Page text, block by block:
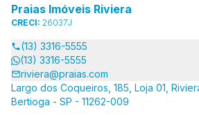
Praias Imóveis Riviera
CRECI: 26037J
(13) 3316-5555
(13) 3316-5555
riviera@praias.com
Largo dos Coqueiros, 185, Loja 01,
Bertioga - SP - 11262-009